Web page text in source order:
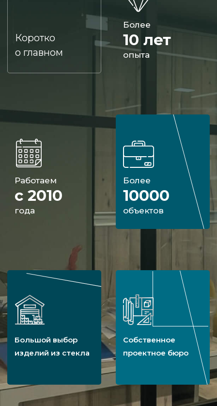
Коротко
о главном
Более
10 лет
опыта
Работаем
с 2010
года
Более
10000
объектов
Большой выбор
изделий из стекла
Собственное
проектное бюро